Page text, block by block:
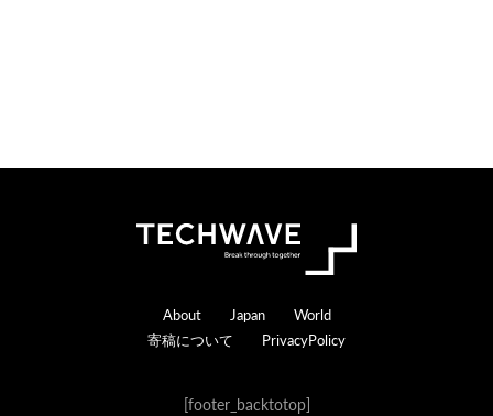
Footer
About Japan
World
寄稿について
PrivacyPolicy
[footer_backtotop]